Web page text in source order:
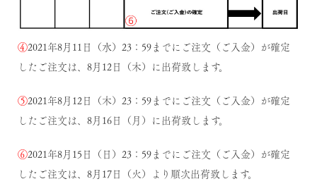
④2021年8月11日（水）23：59までにご注文（ご入金）が確定
したご注文は、8月12日（木）に出荷致します。
⑤2021年8月12日（木）23：59までにご注文（ご入金）が確定
したご注文は、8月16日（月）に出荷致します。
⑥2021年8月15日（日）23：59までにご注文（ご入金）が確定
したご注文は、8月17日（火）より順次出荷致します。